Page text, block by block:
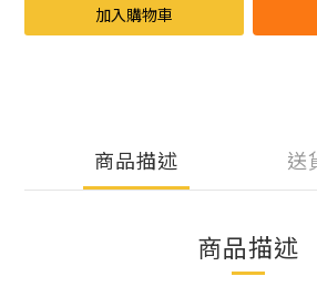
加入購物車
商品描述 送
商品描述